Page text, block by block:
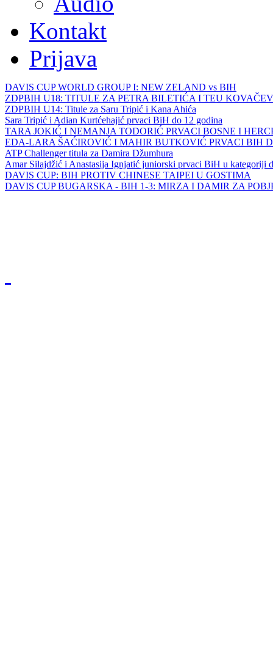
Kontakt
Prijava
DAVIS CUP WORLD GROUP I: NEW ZELAND vs BIH
ZDPBIH U18: TITULE ZA PETRA BILETIĆA I TEU
ZDPBIH U14: Titule za Saru Tripić i Kana Ahića
Sara Tripić i Adian Kurtćehajić prvaci BiH do 12 godina
TARA JOKIĆ I NEMANJA TODORIĆ PRVACI BOSNE I
EDA-LARA ŠAĆIROVIĆ I MAHIR BUTKOVIĆ PRVACI BIH
ATP Challenger titula za Damira Džumhura
Amar Silajdžić i Anastasija Ignjatić juniorski prvaci BiH u kategoriji
DAVIS CUP: BIH PROTIV CHINESE TAIPEI U GOSTIMA
DAVIS CUP BUGARSKA - BIH 1-3: MIRZA I DAMIR ZA